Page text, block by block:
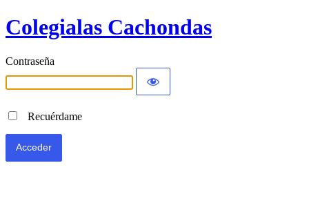
Colegialas Cachondas
Contraseña
Recuérdame